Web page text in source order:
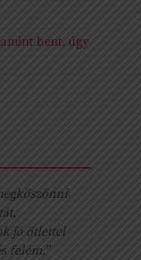
bent, úgy
jó ötlettel
felém.”